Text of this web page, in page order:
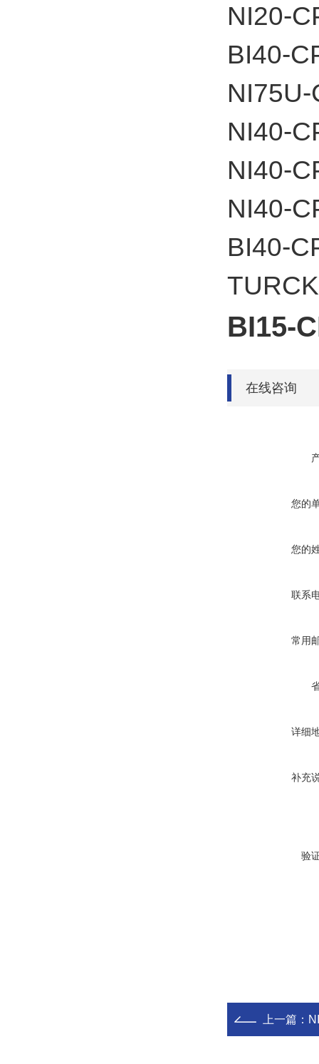
NI20-
BI40-
NI40-
NI40-
NI40-
BI40-
BI15-
在线咨询
您的
您的
联系
常用
详细
补充
验
上一篇：